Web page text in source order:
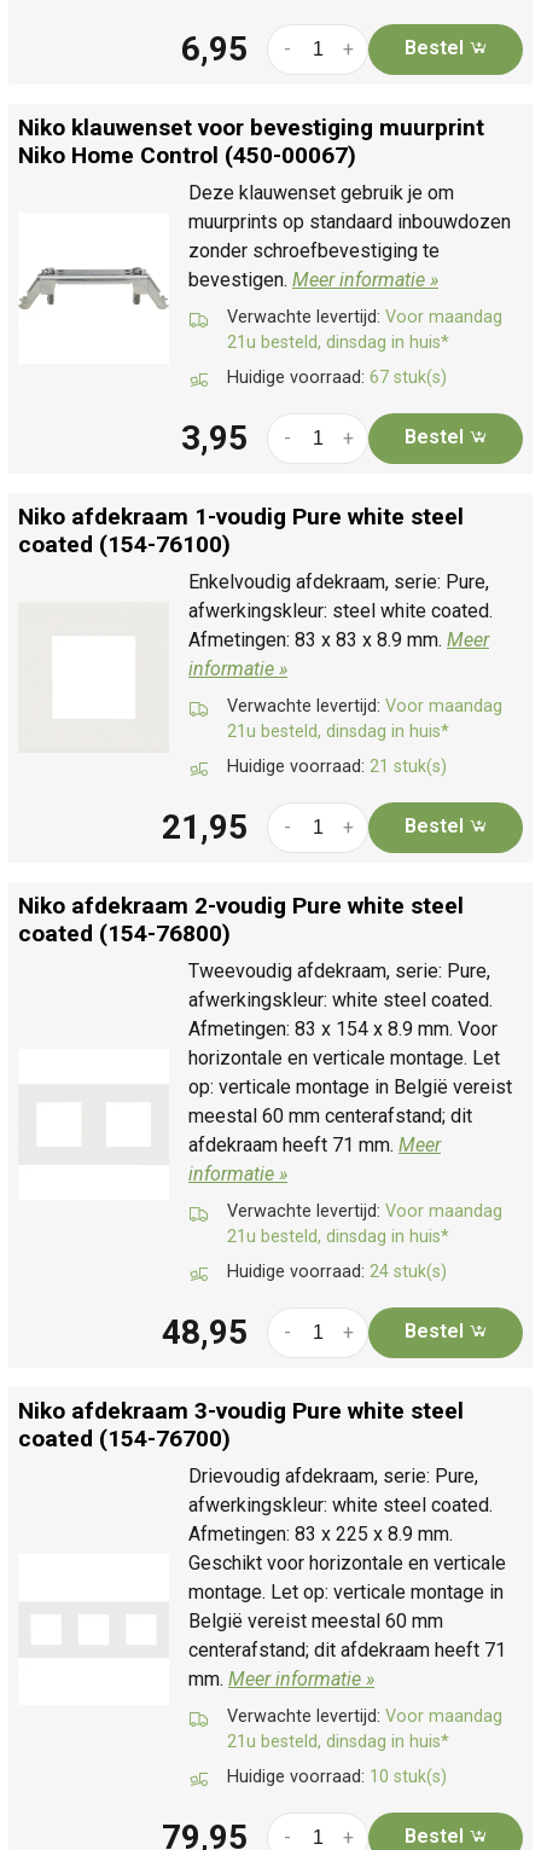
6,95 +
- Bestel
Niko klauwenset voor bevestiging muurprint
Niko Home Control (450-00067)
Deze klauwenset gebruik je om
muurprints op standaard inbouwdozen
zonder schroefbevestiging te
bevestigen. Meer informatie »
Verwachte levertijd: Voor maandag
21u besteld, dinsdag in huis*
Huidige voorraad: 67 stuk(s)
3,95 +
- Bestel
Niko afdekraam 1-voudig Pure white steel
coated (154-76100)
Enkelvoudig afdekraam, serie: Pure,
afwerkingskleur: steel white coated.
Afmetingen: 83 x 83 x 8.9 mm. Meer
informatie »
Verwachte levertijd: Voor maandag
21u besteld, dinsdag in huis*
Huidige voorraad: 21 stuk(s)
21,95 +
- Bestel
Niko afdekraam 2-voudig Pure white steel
coated (154-76800)
Tweevoudig afdekraam, serie: Pure,
afwerkingskleur: white steel coated.
Afmetingen: 83 x 154 x 8.9 mm. Voor
horizontale en verticale montage. Let
op: verticale montage in België vereist
meestal 60 mm centerafstand; dit
afdekraam heeft 71 mm. Meer
informatie »
Verwachte levertijd: Voor maandag
21u besteld, dinsdag in huis*
Huidige voorraad: 24 stuk(s)
48,95 +
- Bestel
Niko afdekraam 3-voudig Pure white steel
coated (154-76700)
Drievoudig afdekraam, serie: Pure,
afwerkingskleur: white steel coated.
Afmetingen: 83 x 225 x 8.9 mm.
Geschikt voor horizontale en verticale
montage. Let op: verticale montage in
België vereist meestal 60 mm
centerafstand; dit afdekraam heeft 71
mm. Meer informatie »
Verwachte levertijd: Voor maandag
21u besteld, dinsdag in huis*
Huidige voorraad: 10 stuk(s)
79,95 +
- Bestel